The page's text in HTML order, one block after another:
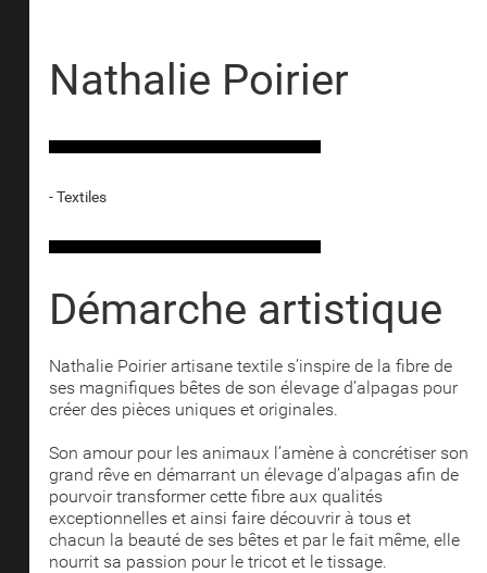
Nathalie Poirier
- Textiles
Démarche artistique
Nathalie Poirier artisane textile s’inspire de la fibre de
ses magnifiques bêtes de son élevage d’alpagas pour
créer des pièces uniques et originales.
Son amour pour les animaux l’amène à concrétiser son
grand rêve en démarrant un élevage d’alpagas afin de
pourvoir transformer cette fibre aux qualités
exceptionnelles et ainsi faire découvrir à tous et
chacun la beauté de ses bêtes et par le fait même, elle
nourrit sa passion pour le tricot et le tissage.